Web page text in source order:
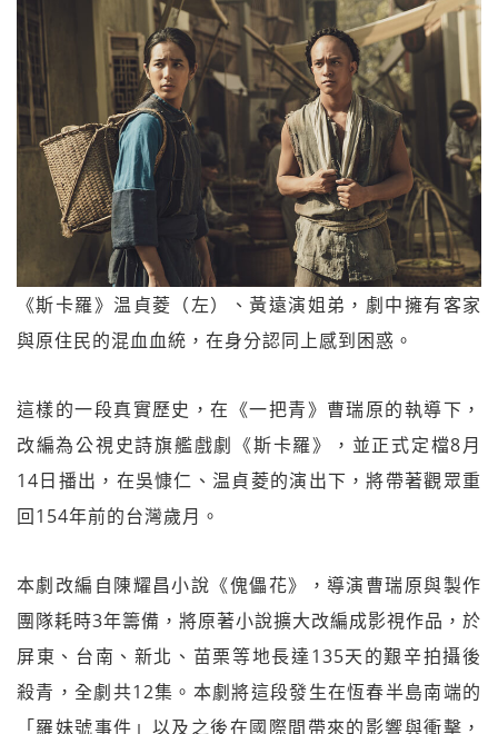
《斯卡羅》温貞菱（左）、黃遠演姐弟，劇中擁有客家
與原住民的混血血統，在身分認同上感到困惑。
這樣的一段真實歷史，在《一把青》曹瑞原的執導下，
改編為公視史詩旗艦戲劇《斯卡羅》，並正式定檔8月
14日播出，在吳慷仁、温貞菱的演出下，將帶著觀眾重
回154年前的台灣歲月。
本劇改編自陳耀昌小說《傀儡花》，導演曹瑞原與製作
團隊耗時3年籌備，將原著小說擴大改編成影視作品，於
屏東、台南、新北、苗栗等地長達135天的艱辛拍攝後
殺青，全劇共12集。本劇將這段發生在恆春半島南端的
「羅妹號事件」以及之後在國際間帶來的影響與衝擊，